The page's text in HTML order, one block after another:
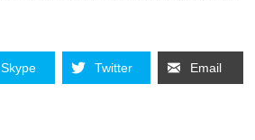
Skype Twitter Email